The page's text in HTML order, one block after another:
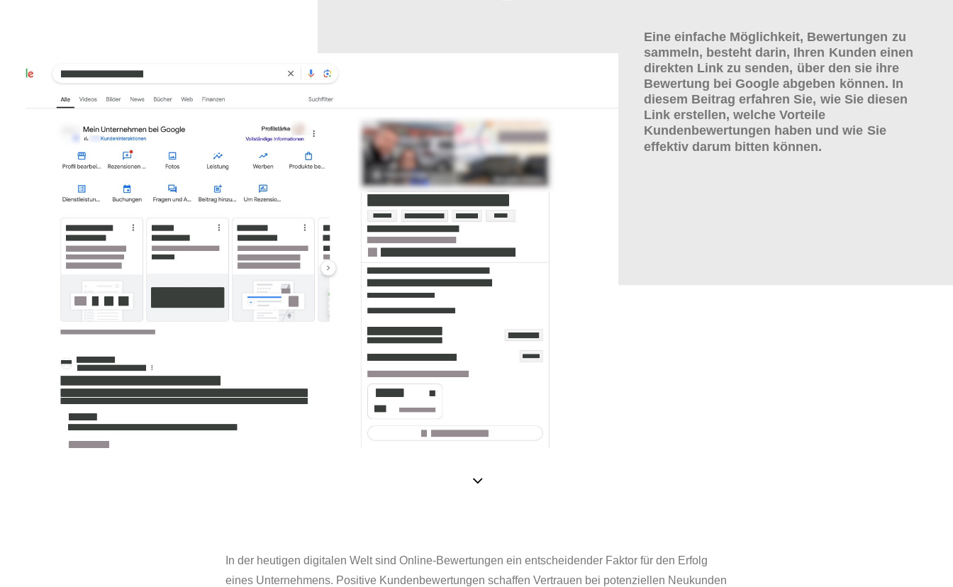
Eine einfache Möglichkeit, Bewertungen zu
sammeln, besteht darin, Ihren Kunden einen
direkten Link zu senden, über den sie ihre
Bewertung bei Google abgeben können. In
diesem Beitrag erfahren Sie, wie Sie diesen
Link erstellen, welche Vorteile
Kundenbewertungen haben und wie Sie
effektiv darum bitten können.
In der heutigen digitalen Welt sind Online-Bewertungen ein entscheidender Faktor für den Erfolg
eines Unternehmens. Positive Kundenbewertungen schaffen Vertrauen bei potenziellen Neukunden